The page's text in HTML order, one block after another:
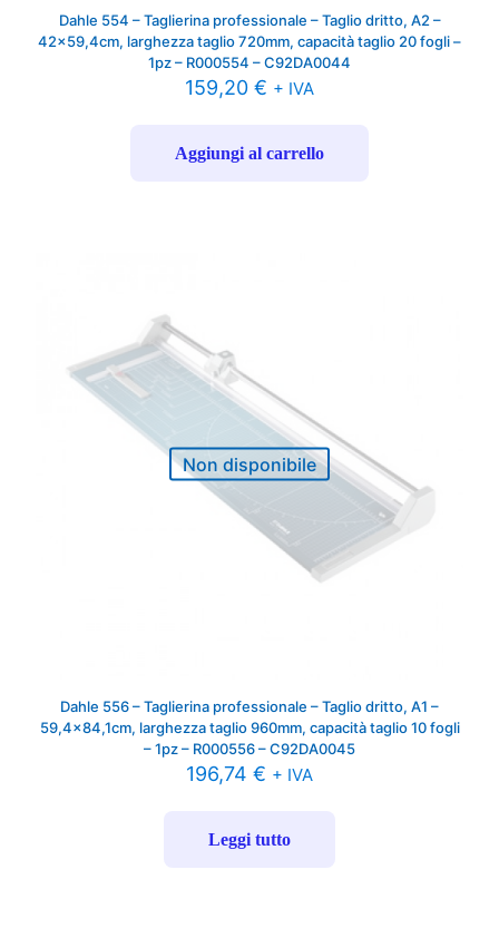
Dahle 554 – Taglierina professionale – Taglio dritto, A2 –
42×59,4cm, larghezza taglio 720mm, capacità taglio 20 fogli –
1pz – R000554 – C92DA0044
159,20 € + IVA
Aggiungi al carrello
Non disponibile
Dahle 556 – Taglierina professionale – Taglio dritto, A1 –
59,4×84,1cm, larghezza taglio 960mm, capacità taglio 10 fogli
– 1pz – R000556 – C92DA0045
196,74 € + IVA
Leggi tutto